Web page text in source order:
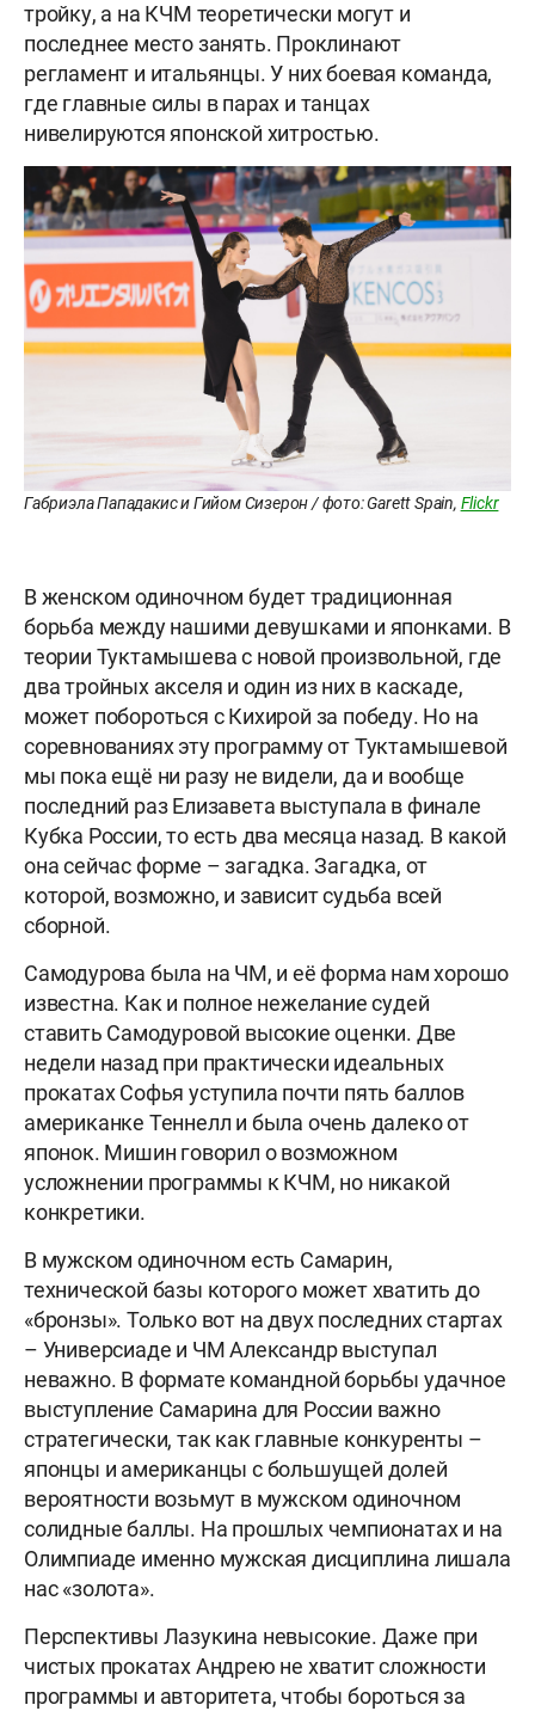
тройку, а на КЧМ теоретически могут и
последнее место занять. Проклинают
регламент и итальянцы. У них боевая команда,
где главные силы в парах и танцах
нивелируются японской хитростью.
Габриэла Пападакис и Гийом Сизерон / фото: Garett Spain, Flickr
В женском одиночном будет традиционная
борьба между нашими девушками и японками. В
теории Туктамышева с новой произвольной, где
два тройных акселя и один из них в каскаде,
может побороться с Кихирой за победу. Но на
соревнованиях эту программу от Туктамышевой
мы пока ещё ни разу не видели, да и вообще
последний раз Елизавета выступала в финале
Кубка России, то есть два месяца назад. В какой
она сейчас форме – загадка. Загадка, от
которой, возможно, и зависит судьба всей
сборной.
Самодурова была на ЧМ, и её форма нам хорошо
известна. Как и полное нежелание судей
ставить Самодуровой высокие оценки. Две
недели назад при практически идеальных
прокатах Софья уступила почти пять баллов
американке Теннелл и была очень далеко от
японок. Мишин говорил о возможном
усложнении программы к КЧМ, но никакой
конкретики.
В мужском одиночном есть Самарин,
технической базы которого может хватить до
«бронзы». Только вот на двух последних стартах
– Универсиаде и ЧМ Александр выступал
неважно. В формате командной борьбы удачное
выступление Самарина для России важно
стратегически, так как главные конкуренты –
японцы и американцы с большущей долей
вероятности возьмут в мужском одиночном
солидные баллы. На прошлых чемпионатах и на
Олимпиаде именно мужская дисциплина лишала
нас «золота».
Перспективы Лазукина невысокие. Даже при
чистых прокатах Андрею не хватит сложности
программы и авторитета, чтобы бороться за